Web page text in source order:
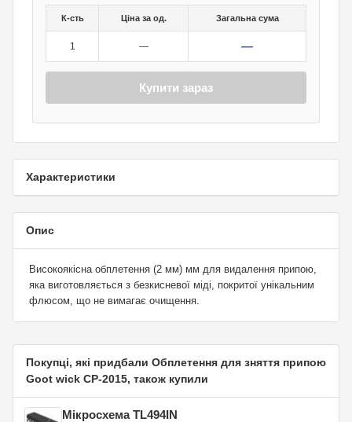
К-сть Ціна за од. Загальна сума
1 — —
Купити зараз
Характеристики
Опис
Високоякісна обплетення (2 мм) мм для видалення припою,
яка виготовляється з безкисневої міді, покритої унікальним
флюсом, що не вимагає очищення.
Покупці, які придбали Обплетення для зняття припою
Goot wick CP-2015, також купили
Мікросхема TL494IN